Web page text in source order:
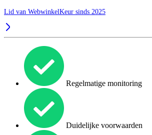
Lid van WebwinkelKeur sinds 2025
Regelmatige monitoring
Duidelijke voorwaarden